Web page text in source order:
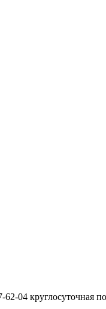
04 круглосуточная